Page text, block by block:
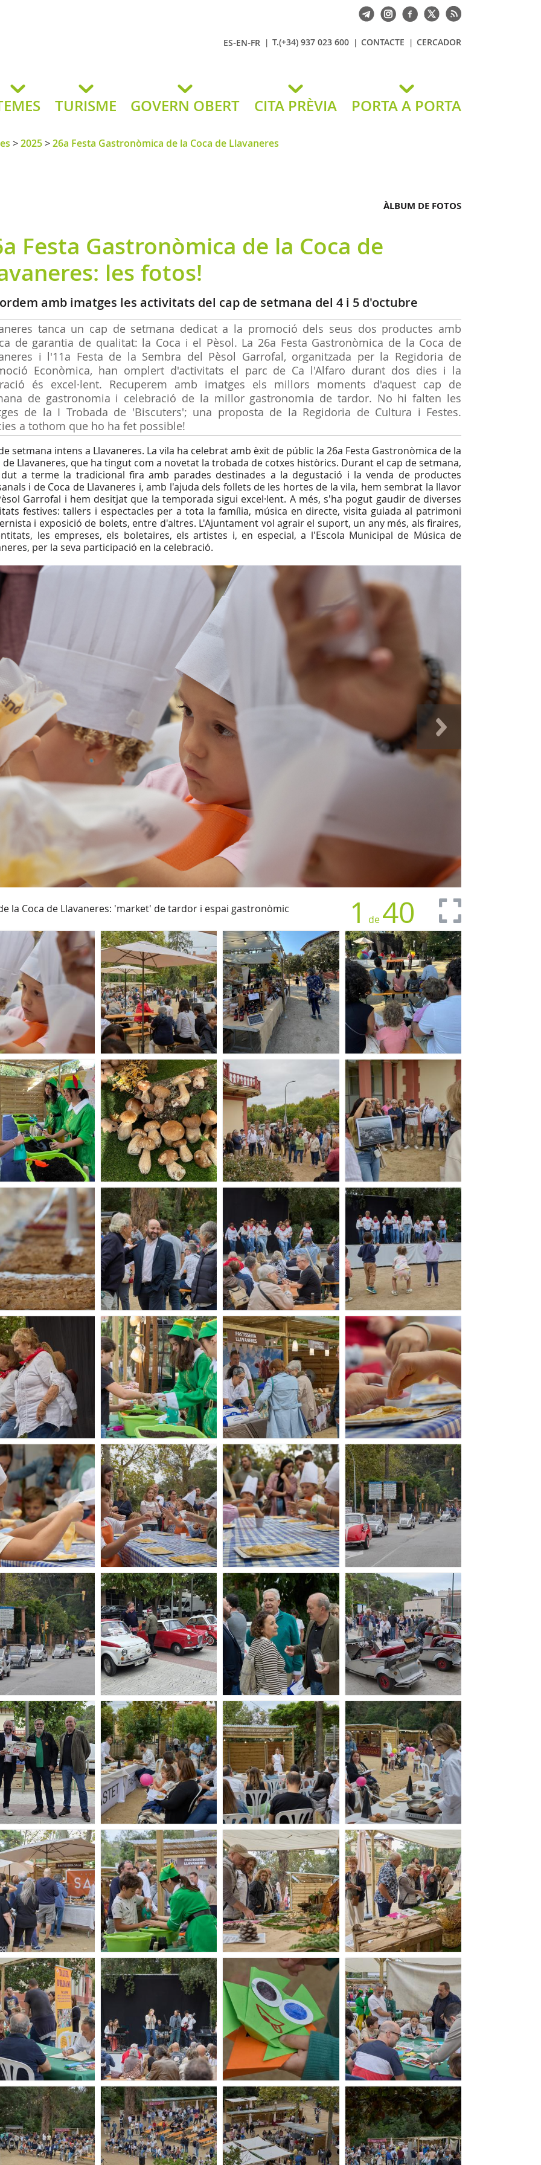
ES-EN-FR T.(+34) 937 023 600 CONTACTE CERCADOR
TURISME GOVERN OBERT CITA PRÈVIA PORTA A PORTA
>2025>26a Festa Gastronòmica de la Coca de Llavaneres
ÀLBUM DE FOTOS
Festa Gastronòmica de la Coca de
les fotos!
amb imatges les activitats del cap de setmana del 4 i 5 d'octubre
tanca un cap de setmana dedicat a la promoció dels seus dos productes amb
de garantia de qualitat: la Coca i el Pèsol. La 26a Festa Gastronòmica de la Coca de
i l'11a Festa de la Sembra del Pèsol Garrofal, organitzada per la Regidoria de
Econòmica, han omplert d'activitats el parc de Ca l'Alfaro durant dos dies i la
és excel·lent. Recuperem amb imatges els millors moments d'aquest cap de
de gastronomia i celebració de la millor gastronomia de tardor. No hi falten les
de la I Trobada de 'Biscuters'; una proposta de la Regidoria de Cultura i Festes.
a tothom que ho ha fet possible!
setmana intens a Llavaneres. La vila ha celebrat amb èxit de públic la 26a Festa Gastronòmica de la
de Llavaneres, que ha tingut com a novetat la trobada de cotxes històrics. Durant el cap de setmana,
a terme la tradicional fira amb parades destinades a la degustació i la venda de productes
i de Coca de Llavaneres i, amb l'ajuda dels follets de les hortes de la vila, hem sembrat la llavor
Garrofal i hem desitjat que la temporada sigui excel·lent. A més, s'ha pogut gaudir de diverses
festives: tallers i espectacles per a tota la família, música en directe, visita guiada al patrimoni
i exposició de bolets, entre d'altres. L'Ajuntament vol agrair el suport, un any més, als firaires,
les empreses, els boletaires, els artistes i, en especial, a l'Escola Municipal de Música de
per la seva participació en la celebració.
la Coca de Llavaneres: 'market' de tardor i espai gastronòmic 1 de 40